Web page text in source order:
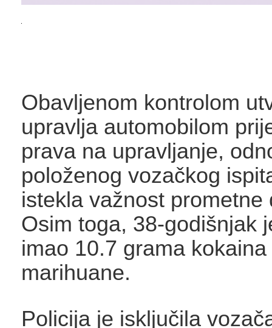
Obavljenom kontrolom
upravlja automobilom
prava na upravljanje,
položenog vozačkog
istekla važnost prometne
Osim toga, 38-godišnjak
imao 10.7 grama
marihuane.
Policija je isključila